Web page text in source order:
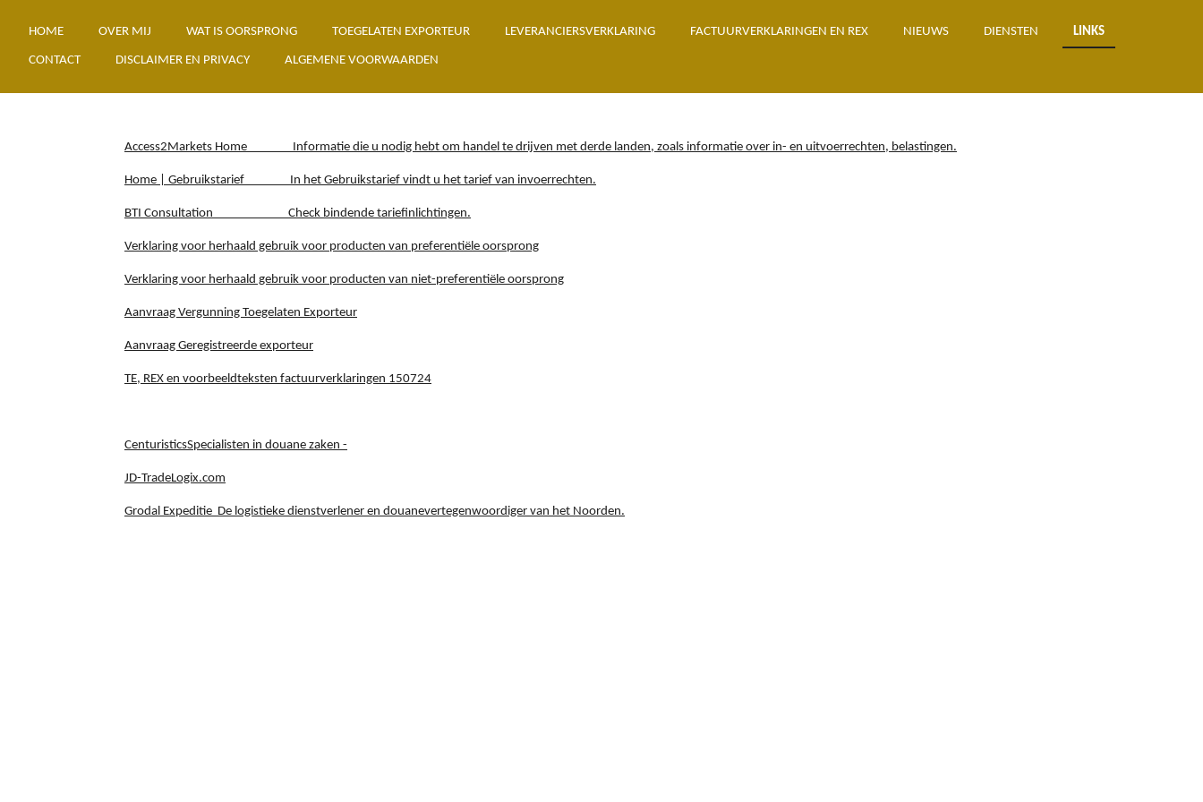
direct
naar
hoofdinhoud
HOME OVER MIJ WAT IS OORSPRONG TOEGELATEN EXPORTEUR LEVERANCIERSVERKLARING FACTUURVERKLARINGEN EN REX NIEUWS DIENSTEN LINKS
CONTACT DISCLAIMER EN PRIVACY ALGEMENE VOORWAARDEN
Access2Markets Home Informatie die u nodig hebt om handel te drijven met derde landen, zoals informatie over in- en uitvoerrechten, belastingen.
Home | Gebruikstarief In het Gebruikstarief vindt u het tarief van invoerrechten.
BTI Consultation Check bindende tariefinlichtingen.
Verklaring voor herhaald gebruik voor producten van preferentiële oorsprong
Verklaring voor herhaald gebruik voor producten van niet-preferentiële oorsprong
Aanvraag Vergunning Toegelaten Exporteur
Aanvraag Geregistreerde exporteur
TE, REX en voorbeeldteksten factuurverklaringen 150724
CenturisticsSpecialisten in douane zaken -
JD-TradeLogix.com
Grodal Expeditie De logistieke dienstverlener en douanevertegenwoordiger van het Noorden.